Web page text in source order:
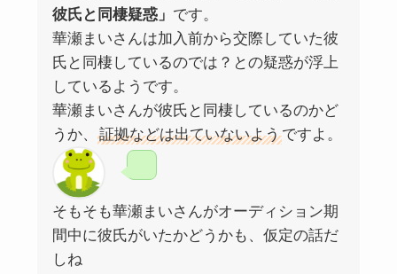
彼氏と同棲疑惑」 です。
華瀬まいさんは加入前から交際していた彼
氏と同棲しているのでは？との疑惑が浮上
しているようです。
華瀬まいさんが彼氏と同棲しているのかど
うか、
証拠などは出ていないようですよ。
そもそも華瀬まいさんがオーディション期
間中に彼氏がいたかどうかも、仮定の話だ
しね